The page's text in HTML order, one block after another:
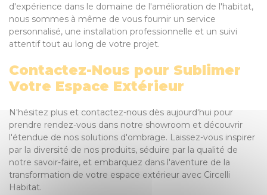
d'expérience dans le domaine de l'amélioration de l'habitat,
nous sommes à même de vous fournir un service
personnalisé, une installation professionnelle et un suivi
attentif tout au long de votre projet.
Contactez-Nous pour Sublimer
Votre Espace Extérieur
N'hésitez plus et contactez-nous dès aujourd'hui pour
prendre rendez-vous dans notre showroom et découvrir
l'étendue de nos solutions d'ombrage. Laissez-vous inspirer
par la diversité de nos produits, séduire par la qualité de
notre savoir-faire, et embarquez dans l'aventure de la
transformation de votre espace extérieur avec Circelli
Habitat.